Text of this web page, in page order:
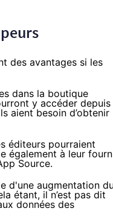
des avantages si les
dans la boutique
y accéder depuis
aient besoin d’obtenir
éditeurs pourraient
également à leur
Source.
d'une augmentation
étant, il n’est pas dit
données des